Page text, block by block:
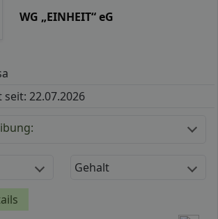
WG „EINHEIT“ eG
22.07.2026
Gehalt